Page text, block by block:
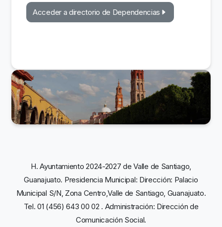
Acceder a directorio de Dependencias
H. Ayuntamiento 2024-2027 de Valle de Santiago,
Guanajuato. Presidencia Municipal: Dirección: Palacio
Municipal S/N, Zona Centro,Valle de Santiago, Guanajuato.
Tel. 01 (456) 643 00 02 . Administración: Dirección de
Comunicación Social.